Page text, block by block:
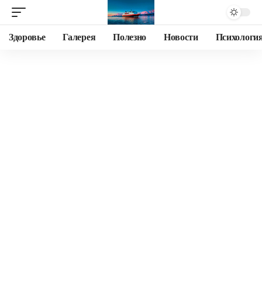
Здоровье Галерея Полезно Новости